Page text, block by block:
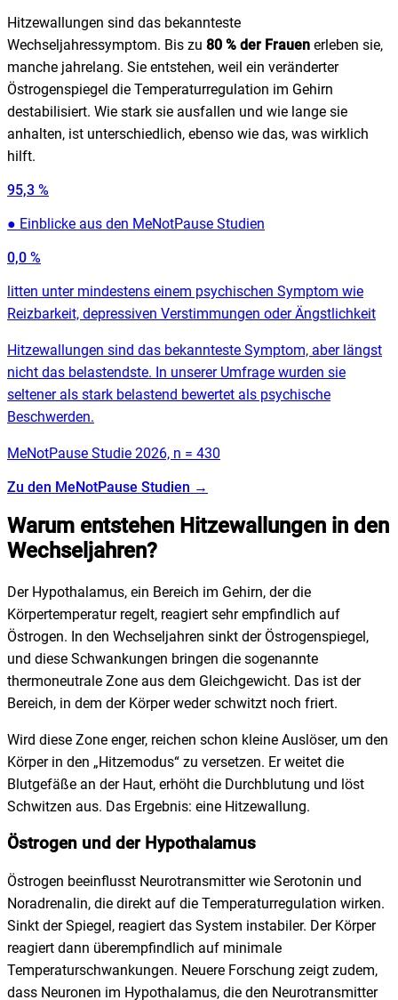
Hitzewallungen sind das bekannteste
Wechseljahressymptom. Bis zu 80 % der Frauen erleben sie,
manche jahrelang. Sie entstehen, weil ein veränderter
Östrogenspiegel die Temperaturregulation im Gehirn
destabilisiert. Wie stark sie ausfallen und wie lange sie
anhalten, ist unterschiedlich, ebenso wie das, was wirklich
hilft.
95,3 %
● Einblicke aus den MeNotPause Studien
0,0 %
litten unter mindestens einem psychischen Symptom wie
Reizbarkeit, depressiven Verstimmungen oder Ängstlichkeit
Hitzewallungen sind das bekannteste Symptom, aber längst
nicht das belastendste. In unserer Umfrage wurden sie
seltener als stark belastend bewertet als psychische
Beschwerden.
MeNotPause Studie 2026, n = 430
Zu den MeNotPause Studien →
Warum entstehen Hitzewallungen in den
Wechseljahren?
Der Hypothalamus, ein Bereich im Gehirn, der die
Körpertemperatur regelt, reagiert sehr empfindlich auf
Östrogen. In den Wechseljahren sinkt der Östrogenspiegel,
und diese Schwankungen bringen die sogenannte
thermoneutrale Zone aus dem Gleichgewicht. Das ist der
Bereich, in dem der Körper weder schwitzt noch friert.
Wird diese Zone enger, reichen schon kleine Auslöser, um den
Körper in den „Hitzemodus“ zu versetzen. Er weitet die
Blutgefäße an der Haut, erhöht die Durchblutung und löst
Schwitzen aus. Das Ergebnis: eine Hitzewallung.
Östrogen und der Hypothalamus
Östrogen beeinflusst Neurotransmitter wie Serotonin und
Noradrenalin, die direkt auf die Temperaturregulation wirken.
Sinkt der Spiegel, reagiert das System instabiler. Der Körper
reagiert dann überempfindlich auf minimale
Temperaturschwankungen. Neuere Forschung zeigt zudem,
dass Neuronen im Hypothalamus, die den Neurotransmitter